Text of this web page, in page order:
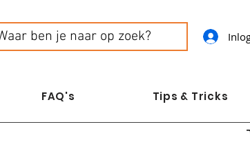
ben je naar op zoek?
FAQ's Tips & Tricks